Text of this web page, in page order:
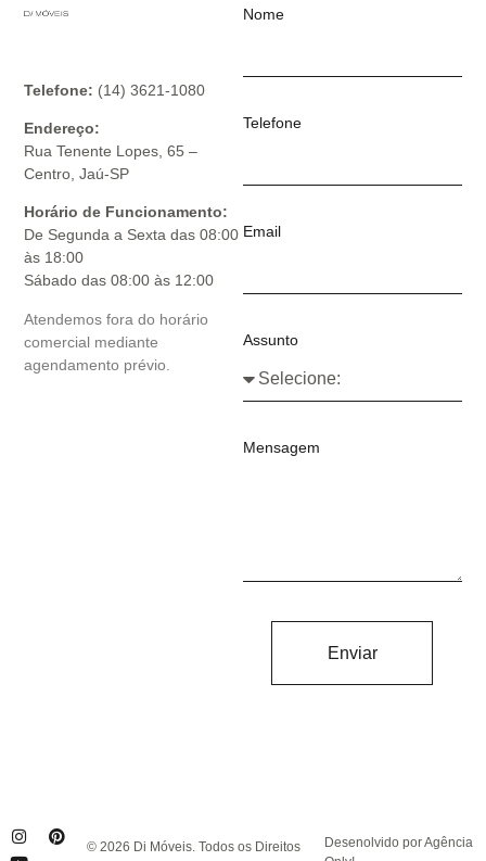
Telefone: (14) 3621-1080
Endereço:
Rua Tenente Lopes, 65 –
Centro, Jaú-SP
Horário de Funcionamento:
De Segunda a Sexta das 08:00
às 18:00
Sábado das 08:00 às 12:00
Atendemos fora do horário
comercial mediante
agendamento prévio.
Nome
Telefone
Email
Assunto
Mensagem
Enviar
© 2026 Di Móveis. Todos os Direitos
Desenolvido por Agência